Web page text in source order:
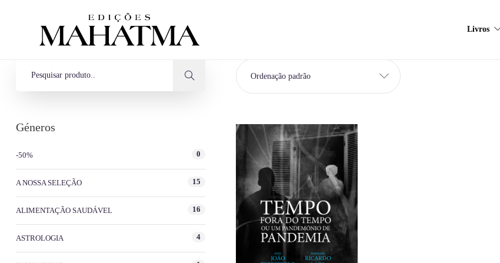
Livros
Ordenação padrão
Géneros
-50% 0
A NOSSA SELEÇÃO 15
ALIMENTAÇÃO SAUDÁVEL 16
ASTROLOGIA 4